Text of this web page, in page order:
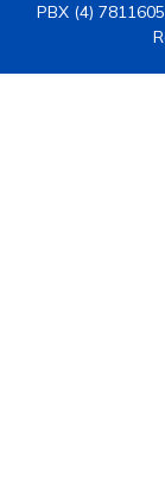
PBX (4)